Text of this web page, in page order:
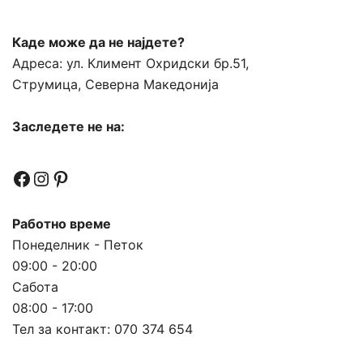
Каде може да не најдете?
Адреса: ул. Климент Охридски бр.51,
Струмица, Северна Македонија
Заследете не на:
Facebook
Instagram
Pinterest
Работно време
Понеделник - Петок
09:00 - 20:00
Сабота
08:00 - 17:00
Тел за контакт: 070 374 654